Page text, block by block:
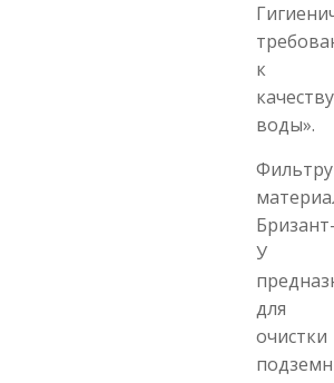
к
качеству
воды».
У
для
очистки